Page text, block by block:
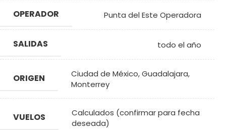
OPERADOR Punta del Este Operadora
SALIDAS todo el año
ORIGEN Ciudad de México,Guadalajara,
Monterrey
VUELOS
Calculados (confirmar para fecha
deseada)